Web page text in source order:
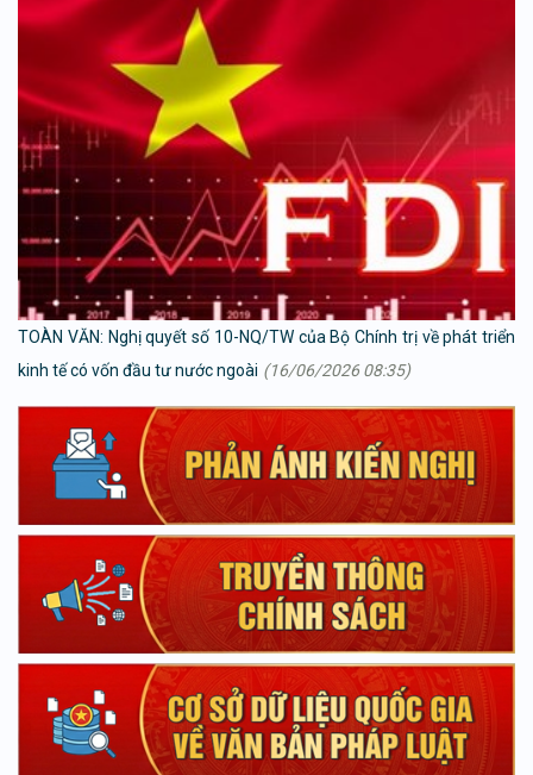
TOÀN VĂN: Nghị quyết số 10-NQ/TW của Bộ Chính trị về phát triển
kinh tế có vốn đầu tư nước ngoài (16/06/2026 08:35)